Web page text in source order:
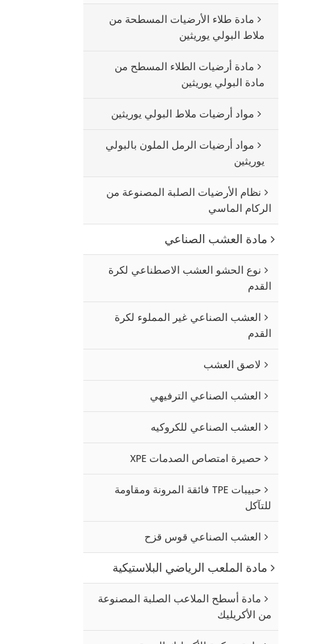
مادة طلاء الأرضيات المسطحة من
ملاط البولي يوريثين
مادة أرضيات الطلاء المسطح من
مادة البولي يوريثين
مواد أرضيات ملاط البولي يوريثين
مواد أرضيات الرمل الملون بالبولي
يوريثين
نظام الأرضيات الصلبة المصنوعة من
الركام الماسي
مادة العشب الصناعي
نوع الحشو العشب الاصطناعي لكرة
القدم
العشب الصناعي غير المملوء لكرة
القدم
لاصق العشب
العشب الصناعي الترفيهي
العشب الصناعي للكروكيه
حصيرة امتصاص الصدمات XPE
حبيبات TPE فائقة المرونة ومقاومة
للتآكل
العشب الصناعي قوس قزح
مادة الملعب الرياضي البلاستيكية
مادة أسطح الملاعب الصلبة المصنوعة
من الأكريليك